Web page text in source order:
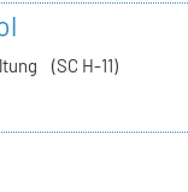
(SC H-11)